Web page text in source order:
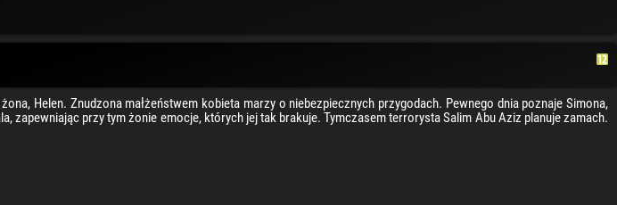
Helen. Znudzona małżeństwem kobieta marzy o niebezpiecznych przygodach. Pewnego dnia poznaje Simona,
przy tym żonie emocje, których jej tak brakuje. Tymczasem terrorysta Salim Abu Aziz planuje zamach.